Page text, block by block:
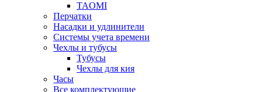
TAOMI
Перчатки
Насадки и удлинители
Системы учета времени
Чехлы и тубусы
Тубусы
Чехлы для кия
Часы
Все комплектующие